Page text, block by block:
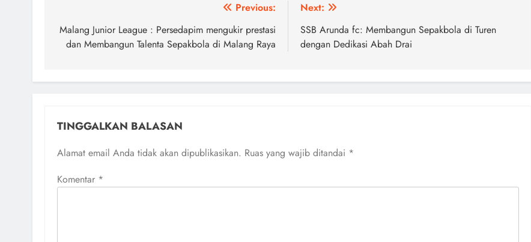
pos
Previous:
Malang Junior League : Persedapim mengukir prestasi
dan Membangun Talenta Sepakbola di Malang Raya
Next:
SSB Arunda fc: Membangun Sepakbola di Turen
dengan Dedikasi Abah Drai
TINGGALKAN BALASAN
Alamat email Anda tidak akan dipublikasikan. Ruas yang wajib ditandai *
Komentar *